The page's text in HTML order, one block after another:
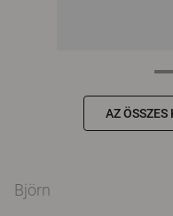
AZ ÖSSZES
Björn